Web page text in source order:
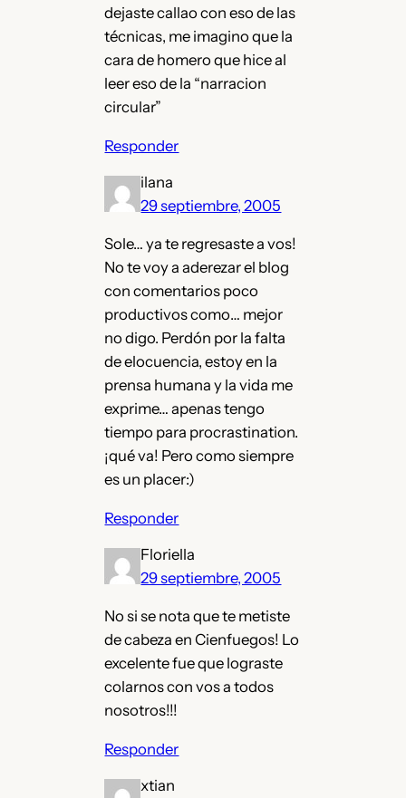
dejaste callao con eso de las
técnicas, me imagino que la
cara de homero que hice al
leer eso de la “narracion
circular”
Responder
ilana
29 septiembre, 2005
Sole… ya te regresaste a vos!
No te voy a aderezar el blog
con comentarios poco
productivos como… mejor
no digo. Perdón por la falta
de elocuencia, estoy en la
prensa humana y la vida me
exprime… apenas tengo
tiempo para procrastination.
¡qué va! Pero como siempre
es un placer:)
Responder
Floriella
29 septiembre, 2005
No si se nota que te metiste
de cabeza en Cienfuegos! Lo
excelente fue que lograste
colarnos con vos a todos
nosotros!!!
Responder
xtian